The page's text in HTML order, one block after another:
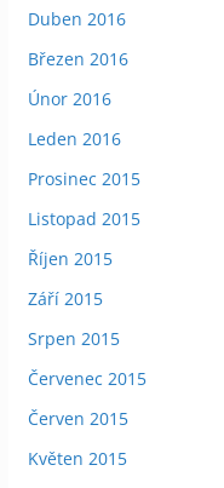
Duben 2016
Březen 2016
Únor 2016
Leden 2016
Prosinec 2015
Listopad 2015
Říjen 2015
Září 2015
Srpen 2015
Červenec 2015
Červen 2015
Květen 2015